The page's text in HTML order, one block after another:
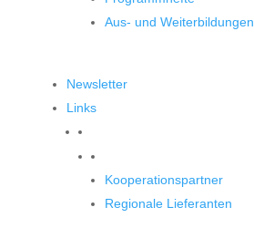
Aus- und Weiterbildungen
Newsletter
Links
Kooperationspartner
Regionale Lieferanten